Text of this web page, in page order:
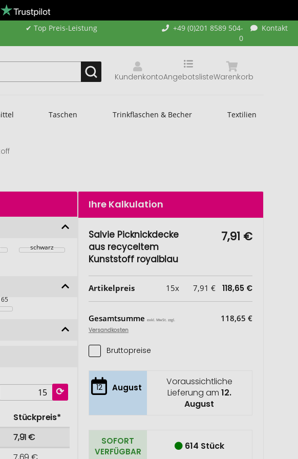
✔ Top Preis-Leistung
+49 (0)201 8589 504-
0
Kontakt
Kundenkonto Warenkorb
Angebotsliste
Taschen Trinkflaschen & Becher Textilien
schwarz
Stückpreis*
7,91 €
Ihre Kalkulation
Salvie Picknickdecke
aus recyceltem
Kunststoff royalblau
7,91 €
Artikelpreis 15x 7,91 € 118,65 €
Gesamtsumme exkl. MwSt. zzgl.
Versandkosten
118,65 €
Bruttopreise
12 August
Voraussichtliche
Lieferung am 12.
August
SOFORT
VERFÜGBAR
614 Stück